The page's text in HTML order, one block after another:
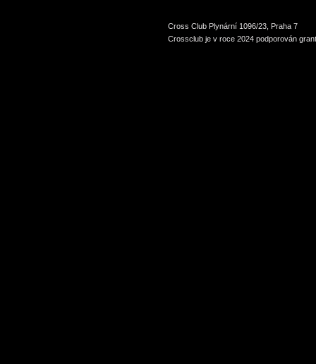
Cross Club Plynární 1096/23, Praha 7
Crossclub je v roce 2024 podporován